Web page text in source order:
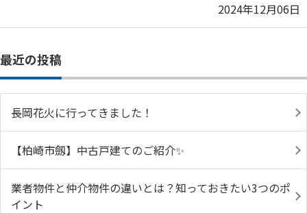
2024年12月06日
最近の投稿
長岡花火に行ってきました！
【柏崎市劔】中古戸建てのご紹介✨
業者物件と仲介物件の違いとは？知っておきたい3つのポ
イント